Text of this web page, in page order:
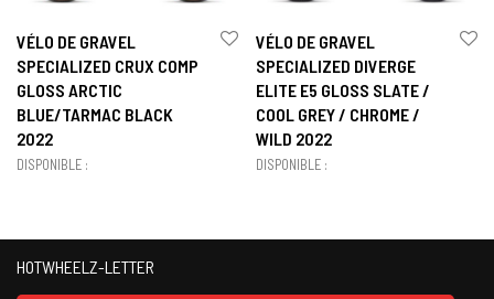
VÉLO DE GRAVEL
SPECIALIZED CRUX COMP
GLOSS ARCTIC
BLUE/TARMAC BLACK
2022
DISPONIBLE :
VÉLO DE GRAVEL
SPECIALIZED DIVERGE
ELITE E5 GLOSS SLATE /
COOL GREY / CHROME /
WILD 2022
DISPONIBLE :
HOTWHEELZ-LETTER